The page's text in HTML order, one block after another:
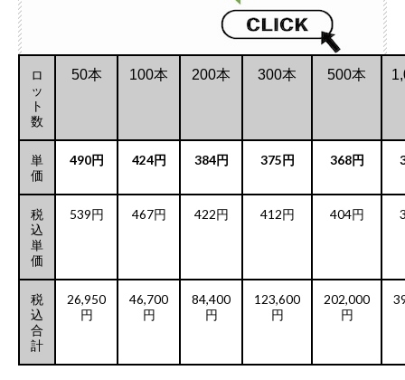
ロ
ッ
ト
数
50本 100本 200本 300本 500本
単
価
490円 424円 384円 375円 368円
税
込
単
価
539円 467円 422円 412円 404円
税
込
合
計
26,950
円
46,700
円
84,400
円
123,600
円
202,000
円